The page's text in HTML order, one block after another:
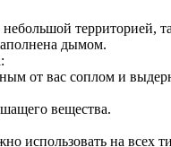
территорией,
дымом.
от вас соплом и
вещества.
использовать на